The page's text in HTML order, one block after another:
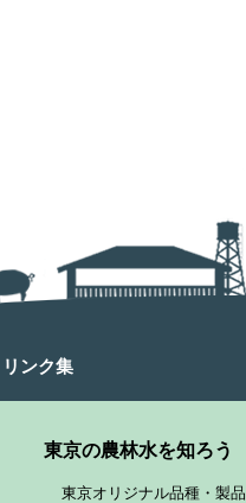
リンク集
東京の農林水を知ろう
東京オリジナル品種・製品